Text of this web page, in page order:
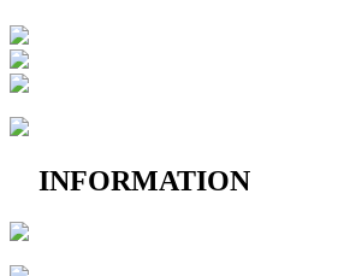
INFORMATION